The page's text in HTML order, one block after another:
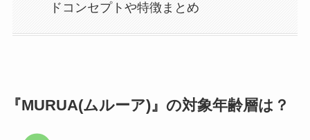
ドコンセプトや特徴まとめ
『MURUA(ムルーア)』の対象年齢層は？